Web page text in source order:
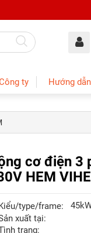
ty Hướng
cơ điện 3
HEM
type/frame:
xuất tại:
trạng: